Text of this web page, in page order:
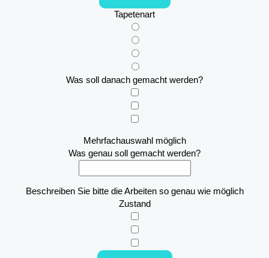
Tapetenart
Was soll danach gemacht werden?
Mehrfachauswahl möglich
Was genau soll gemacht werden?
Beschreiben Sie bitte die Arbeiten so genau wie möglich
Zustand